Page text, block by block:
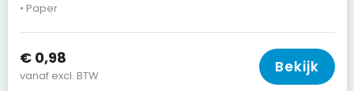
• Paper
€ 0,98
vanaf excl. BTW Bekijk